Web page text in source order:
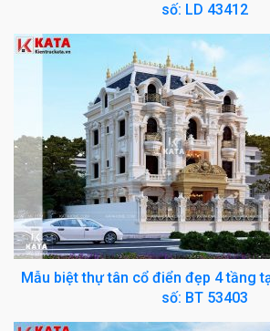
số: LD 43412
Mẫu biệt thự tân cổ điển đẹp 4 tầng
số: BT 53403